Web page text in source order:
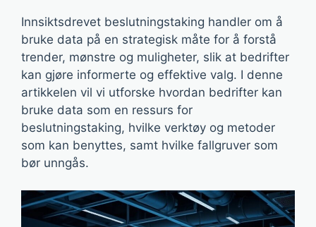
Innsiktsdrevet beslutningstaking handler om å
bruke data på en strategisk måte for å forstå
trender, mønstre og muligheter, slik at bedrifter
kan gjøre informerte og effektive valg. I denne
artikkelen vil vi utforske hvordan bedrifter kan
bruke data som en ressurs for
beslutningstaking, hvilke verktøy og metoder
som kan benyttes, samt hvilke fallgruver som
bør unngås.